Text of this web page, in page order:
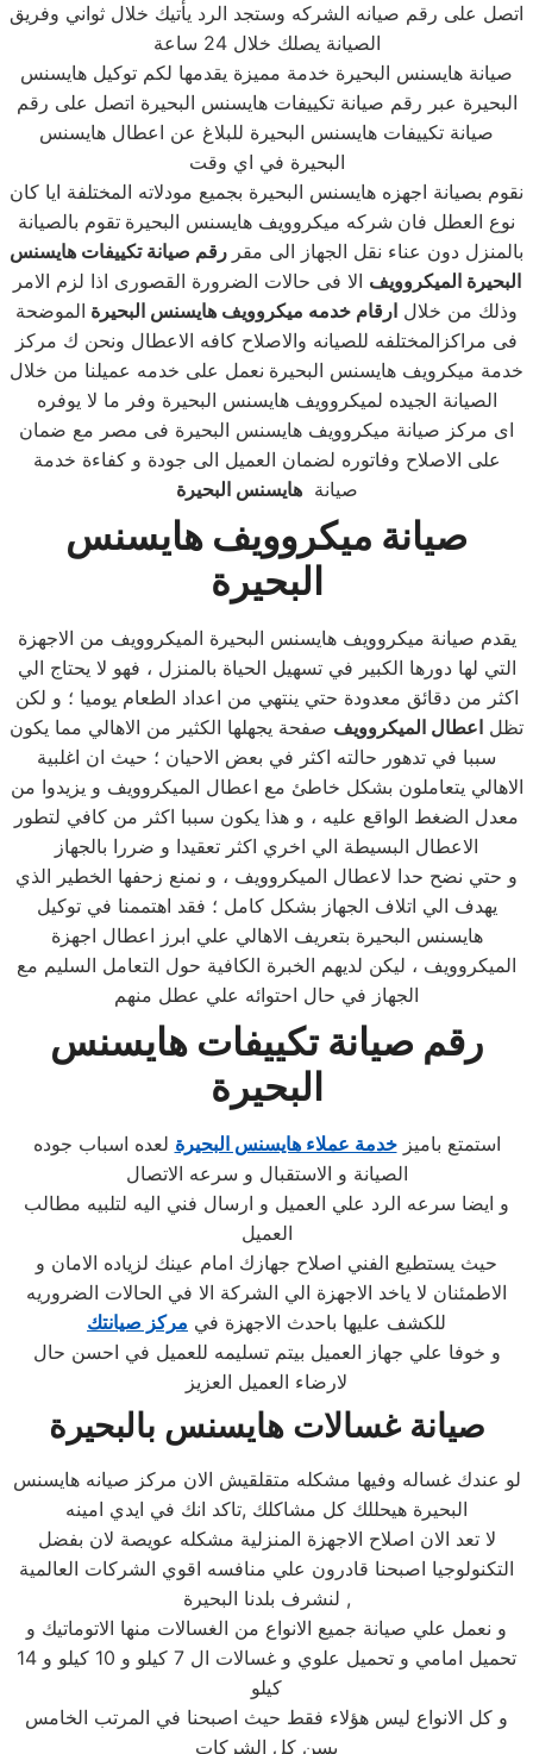
اتصل على رقم صيانه الشركه وستجد الرد يأتيك خلال ثواني وفريق
الصيانة يصلك خلال 24 ساعة
صيانة هايسنس البحيرة خدمة مميزة يقدمها لكم توكيل هايسنس
البحيرة عبر رقم صيانة تكييفات هايسنس البحيرة اتصل على رقم
صيانة تكييفات هايسنس البحيرة للبلاغ عن اعطال هايسنس
البحيرة في اي وقت
نقوم بصيانة اجهزه هايسنس البحيرة بجميع مودلاته المختلفة ايا كان
نوع العطل فان شركه ميكروويف هايسنس البحيرة تقوم بالصيانة
بالمنزل دون عناء نقل الجهاز الى مقر رقم صيانة تكييفات هايسنس
البحيرة الميكروويف الا فى حالات الضرورة القصورى اذا لزم الامر
وذلك من خلال ارقام خدمه ميكروويف هايسنس البحيرة الموضحة
فى مراكزالمختلفه للصيانه والاصلاح كافه الاعطال ونحن ك مركز
خدمة ميكرويف هايسنس البحيرة نعمل على خدمه عميلنا من خلال
الصيانة الجيده لميكروويف هايسنس البحيرة وفر ما لا يوفره
اى مركز صيانة ميكروويف هايسنس البحيرة فى مصر مع ضمان
على الاصلاح وفاتوره لضمان العميل الى جودة و كفاءة خدمة
صيانةهايسنس البحيرة
صيانة ميكروويف هايسنس
البحيرة
يقدم صيانة ميكروويف هايسنس البحيرة الميكروويف من الاجهزة
التي لها دورها الكبير في تسهيل الحياة بالمنزل ، فهو لا يحتاج الي
اكثر من دقائق معدودة حتي ينتهي من اعداد الطعام يوميا ؛ و لكن
تظل اعطال الميكروويف صفحة يجهلها الكثير من الاهالي مما يكون
سببا في تدهور حالته اكثر في بعض الاحيان ؛ حيث ان اغلبية
الاهالي يتعاملون بشكل خاطئ مع اعطال الميكروويف و يزيدوا من
معدل الضغط الواقع عليه ، و هذا يكون سببا اكثر من كافي لتطور
الاعطال البسيطة الي اخري اكثر تعقيدا و ضررا بالجهاز
و حتي نضح حدا لاعطال الميكروويف ، و نمنع زحفها الخطير الذي
يهدف الي اتلاف الجهاز بشكل كامل ؛ فقد اهتممنا في توكيل
هايسنس البحيرة بتعريف الاهالي علي ابرز اعطال اجهزة
الميكروويف ، ليكن لديهم الخبرة الكافية حول التعامل السليم مع
الجهاز في حال احتوائه علي عطل منهم
رقم صيانة تكييفات هايسنس
البحيرة
استمتع باميزخدمة عملاء هايسنس البحيرة لعده اسباب جوده
الصيانة و الاستقبال و سرعه الاتصال
و ايضا سرعه الرد علي العميل و ارسال فني اليه لتلبيه مطالب
العميل
حيث يستطيع الفني اصلاح جهازك امام عينك لزياده الامان و
الاطمئنان لا ياخد الاجهزة الي الشركة الا في الحالات الضروريه
للكشف عليها باحدث الاجهزة في مركز صيانتك
و خوفا علي جهاز العميل بيتم تسليمه للعميل في احسن حال
لارضاء العميل العزيز
صيانة غسالات هايسنس بالبحيرة
لو عندك غساله وفيها مشكله متقلقيش الان مركز صيانه هايسنس
البحيرة هيحللك كل مشاكلك ,تاكد انك في ايدي امينه
لا تعد الان اصلاح الاجهزة المنزلية مشكله عويصة لان بفضل
التكنولوجيا اصبحنا قادرون علي منافسه اقوي الشركات العالمية
لنشرف بلدنا البحيرة ,
و نعمل علي صيانة جميع الانواع من الغسالات منها الاتوماتيك و
تحميل امامي و تحميل علوي و غسالات ال 7 كيلو و 10 كيلو و 14
كيلو
و كل الانواع ليس هؤلاء فقط حيث اصبحنا في المرتب الخامس
بسن كل الشركات